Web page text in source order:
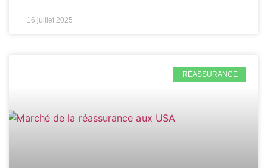
16 juillet 2025
RÉASSURANCE